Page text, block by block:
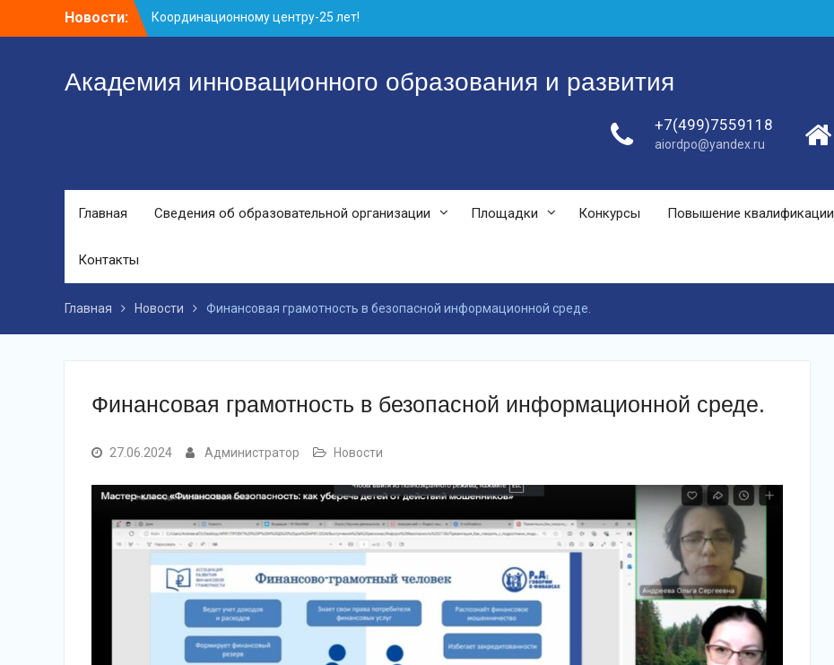
Новости:
Координационному центру-25 лет!
Заседание рабочей группа
Академия инновационного образования и развития
+7(499)7559118
aiordpo@yandex.ru
Главная Сведения об образовательной организации Площадки Конкурсы Повышение квалификации
Контакты
Главная Новости Финансовая грамотность в безопасной информационной среде.
Финансовая грамотность в безопасной информационной среде.
27.06.2024 Администратор Новости